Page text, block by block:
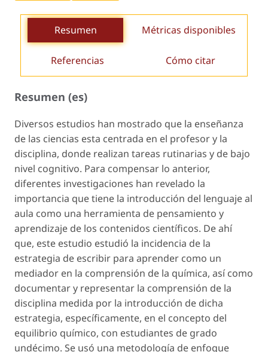
Resumen Métricas disponibles
Referencias Cómo citar
Resumen (es)
Diversos estudios han mostrado que la enseñanza
de las ciencias esta centrada en el profesor y la
disciplina, donde realizan tareas rutinarias y de bajo
nivel cognitivo. Para compensar lo anterior,
diferentes investigaciones han revelado la
importancia que tiene la introducción del lenguaje al
aula como una herramienta de pensamiento y
aprendizaje de los contenidos científicos. De ahí
que, este estudio estudió la incidencia de la
estrategia de escribir para aprender como un
mediador en la comprensión de la química, así como
documentar y representar la comprensión de la
disciplina medida por la introducción de dicha
estrategia, específicamente, en el concepto del
equilibrio químico, con estudiantes de grado
undécimo. Se usó una metodología de enfoque